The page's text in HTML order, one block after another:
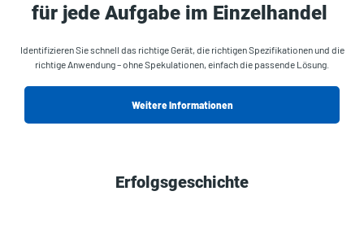
für jede Aufgabe im Einzelhandel
Identifizieren Sie schnell das richtige Gerät, die richtigen Spezifikationen und die
richtige Anwendung – ohne Spekulationen, einfach die passende Lösung.
Weitere Informationen
Erfolgsgeschichte